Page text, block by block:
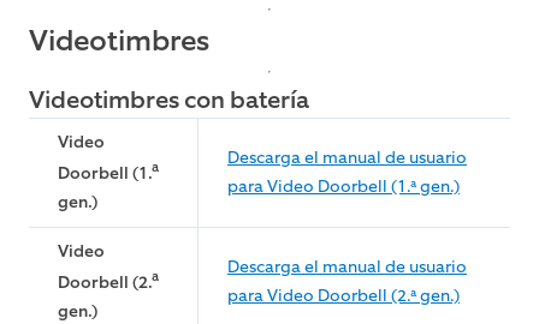
Videotimbres
Videotimbres con batería
Video
Doorbell (1.a
gen.)
Descarga el manual de usuario
para Video Doorbell (1.ª gen.)
Video
Doorbell (2.a
gen.)
Descarga el manual de usuario
para Video Doorbell (2.ª gen.)